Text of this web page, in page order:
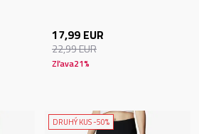
17,99 EUR
22,99EUR
Zľava21%
DRUHÝ KUS -50%